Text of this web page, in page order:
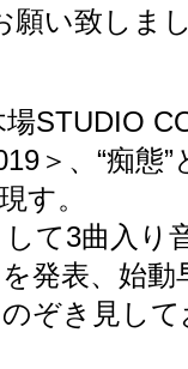
願い致しま
STUDIO
＞、“痴態
す。
して3曲入り
発表、始動
ぞき見し